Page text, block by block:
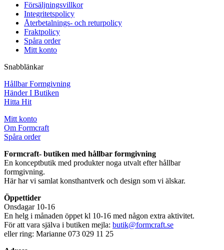
Försäljningsvillkor
Integritetspolicy
Återbetalnings- och returpolicy
Fraktpolicy
Spåra order
Mitt konto
Snabblänkar
Hållbar Formgivning
Händer I Butiken
Hitta Hit
Mitt konto
Om Formcraft
Spåra order
Formcraft- butiken med hållbar formgivning
En konceptbutik med produkter noga utvalt efter hållbar
formgivning.
Här har vi samlat konsthantverk och design som vi älskar.
Öppettider
Onsdagar 10-16
En helg i månaden öppet kl 10-16 med någon extra aktivitet.
För att vara själva i butiken mejla: butik@formcraft.se
eller ring: Marianne 073 029 11 25